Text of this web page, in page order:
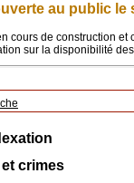
au public le
cours de construction
sur la disponibilité
crimes